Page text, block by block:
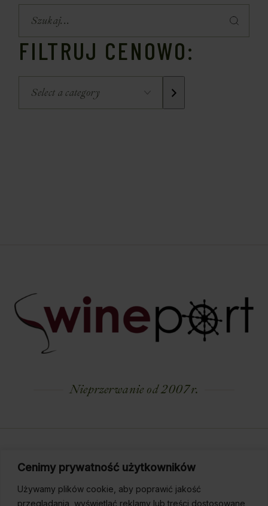
Cenimy prywatność użytkowników
Używamy plików cookie, aby poprawić jakość
przeglądania, wyświetlać reklamy lub treści dostosowane
FILTRUJ CENOWO:
Nieprzerwanie od 2007 r.
Dostarczamy smakowe Arcydzieła na miarę
Twoich Oczekiwań.